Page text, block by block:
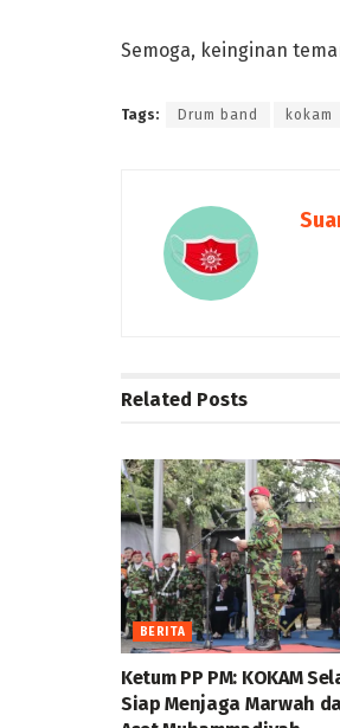
Semoga, keinginan
Tags: Drum band kokam
Related Posts
BERITA
Ketum PP PM: KOKAM
Siap Menjaga Marwah